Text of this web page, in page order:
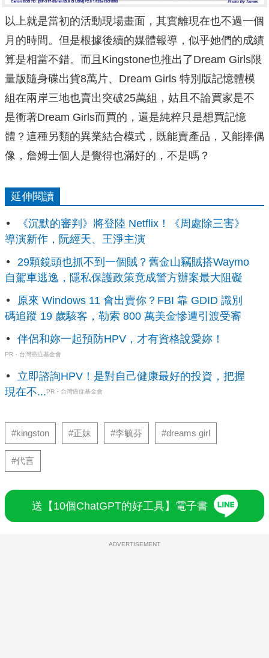
以上就是當初的活動現場畫面，其實離現在也不過一個
月的時間。但是根據後續的媒體報導，似乎她們的成績
算是相當不錯。而且Kingstone也推出了Dream Girls限
量版隨身碟出貨8萬片、Dream Girls 特別版記憶體模
組在兩岸三地也賣出突破25萬組，姑且不論買家是不
是衝著Dream Girls而買的，還是純粹只是想買記憶
體？這種另類的異業結合模式，既能賣產品，又能捧偶
像，詹姆士個人是覺得也滿好的，不是嗎？
延伸閱讀
《沉默的審判》將登陸 Netflix！《周處除三害》
導演新作，阮經天、王淨主演
29顆鏡頭也抓不到一個賊？舊金山竊賊搭Waymo
自駕車逃逸，隱私保護政策竟成警方辦案最大阻礙
原來 Windows 11 會出賣你？FBI 靠 GDID 識別
碼追蹤 19 歲駭客，勒索 800 萬美金慘遭引渡受審
伴侶和妳一起預防HPV，才有資格說愛妳！
PR・台灣癌症基金會
立即諮詢HPV！是對自己健康最好的投資，把握
現在不...PR・台灣癌症基金會
#kingston #正妹 #李毓芬 #dreams girl
#代言
送【10個ChatGPT的好工具】電子書
ADVERTISEMENT